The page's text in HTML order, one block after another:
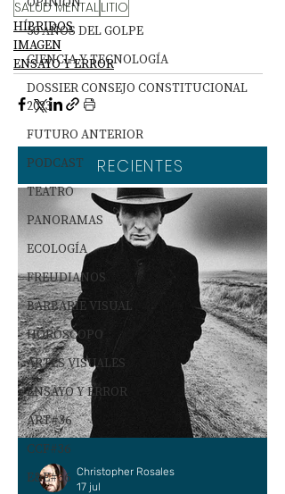
50 AÑOS DEL GOLPE
CIENCIA Y TECNOLOGÍA
DOSSIER CONSEJO CONSTITUCIONAL
2023
FUTURO ANTERIOR
PODCAST
TEATRO
PANORAMAS
ECOLOGÍA
FREUDIANOS
BARBARIE VISUAL
HORÓSCOPO
ARTES VISUALES
ENSAYO Y ERROR
ART#36
CCF#36
E&E#36
SALUD MENTALLITIO
HÍBRIDOS
IMAGEN
ENSAYO Y ERROR
RECIENTES
Christopher Rosales
17 jul